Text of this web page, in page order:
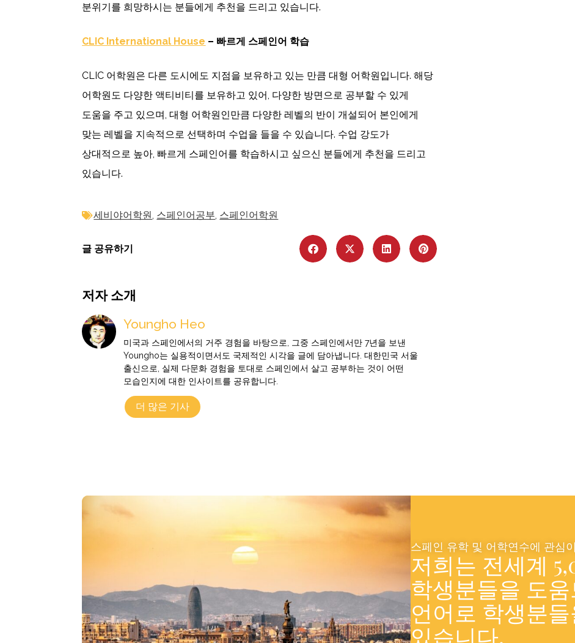
분위기를 희망하시는 분들에게 추천을 드리고 있습니다.
CLIC International House – 빠르게 스페인어 학습
CLIC 어학원은 다른 도시에도 지점을 보유하고 있는 만큼 대형 어학원입니다. 해당
어학원도 다양한 액티비티를 보유하고 있어, 다양한 방면으로 공부할 수 있게
도움을 주고 있으며, 대형 어학원인만큼 다양한 레벨의 반이 개설되어 본인에게
맞는 레벨을 지속적으로 선택하며 수업을 들을 수 있습니다. 수업 강도가
상대적으로 높아, 빠르게 스페인어를 학습하시고 싶으신 분들에게 추천을 드리고
있습니다.
세비야어학원 스페인어공부 스페인어학원
글 공유하기
저자 소개
Youngho Heo
미국과 스페인에서의 거주 경험을 바탕으로, 그중 스페인에서만 7년을 보낸
Youngho는 실용적이면서도 국제적인 시각을 글에 담아냅니다. 대한민국 서울
출신으로, 실제 다문화 경험을 토대로 스페인에서 살고 공부하는 것이 어떤
모습인지에 대한 인사이트를 공유합니다.
더 많은 기사
스페인 유학 및 어학연수에 관심
저희는 전세계
학생분들을 도
언어로 학생분
있습니다.